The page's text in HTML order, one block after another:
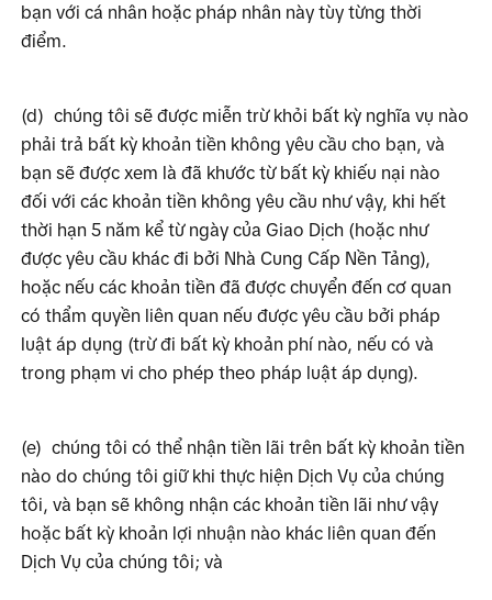
bạn với cá nhân hoặc pháp nhân này tùy từng thời
điểm.
(d) chúng tôi sẽ được miễn trừ khỏi bất kỳ nghĩa vụ nào
phải trả bất kỳ khoản tiền không yêu cầu cho bạn, và
bạn sẽ được xem là đã khước từ bất kỳ khiếu nại nào
đối với các khoản tiền không yêu cầu như vậy, khi hết
thời hạn 5 năm kể từ ngày của Giao Dịch (hoặc như
được yêu cầu khác đi bởi Nhà Cung Cấp Nền Tảng),
hoặc nếu các khoản tiền đã được chuyển đến cơ quan
có thẩm quyền liên quan nếu được yêu cầu bởi pháp
luật áp dụng (trừ đi bất kỳ khoản phí nào, nếu có và
trong phạm vi cho phép theo pháp luật áp dụng).
(e) chúng tôi có thể nhận tiền lãi trên bất kỳ khoản tiền
nào do chúng tôi giữ khi thực hiện Dịch Vụ của chúng
tôi, và bạn sẽ không nhận các khoản tiền lãi như vậy
hoặc bất kỳ khoản lợi nhuận nào khác liên quan đến
Dịch Vụ của chúng tôi; và